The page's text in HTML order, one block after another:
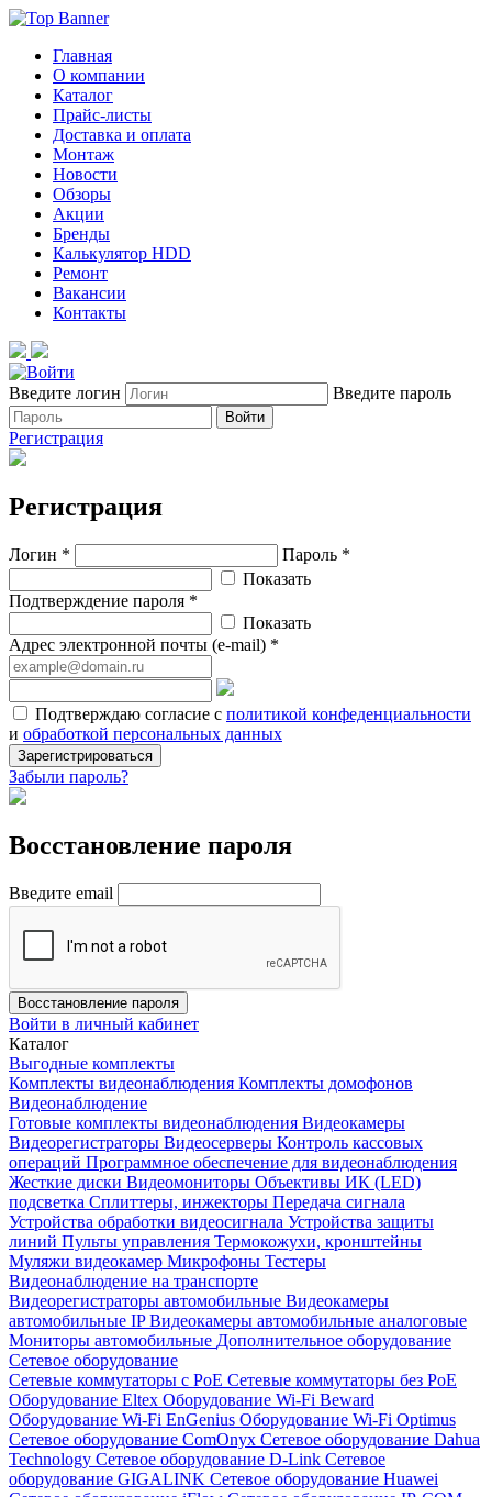
Главная
О компании
Каталог
Прайс-листы
Доставка и оплата
Монтаж
Новости
Обзоры
Акции
Бренды
Калькулятор HDD
Ремонт
Вакансии
Контакты
Введите логин Введите пароль
Войти
Регистрация
Регистрация
Логин *
Пароль *
Показать
Подтверждение пароля *
Показать
Адрес электронной почты (e-mail) *
Подтверждаю согласие с политикой конфеденциальности
и обработкой персональных данных
Зарегистрироваться
Забыли пароль?
Восстановление пароля
Введите email
Восстановление пароля
Войти в личный кабинет
Каталог
Выгодные комплекты
Комплекты видеонаблюдения Комплекты домофонов
Видеонаблюдение
Готовые комплекты видеонаблюдения Видеокамеры
Видеорегистраторы Видеосерверы Контроль кассовых
операций Программное обеспечение для видеонаблюдения
Жесткие диски Видеомониторы Объективы ИК (LED)
подсветка Сплиттеры, инжекторы Передача сигнала
Устройства обработки видеосигнала Устройства защиты
линий Пульты управления Термокожухи, кронштейны
Муляжи видеокамер Микрофоны Тестеры
Видеонаблюдение на транспорте
Видеорегистраторы автомобильные Видеокамеры
автомобильные IPВидеокамеры автомобильные аналоговые
Мониторы автомобильные Дополнительное оборудование
Сетевое оборудование
Сетевые коммутаторы с РоЕ Сетевые коммутаторы без РоЕ
Оборудование Eltex Оборудование Wi-Fi Beward
Оборудование Wi-Fi EnGenius Оборудование Wi-Fi Optimus
Сетевое оборудование ComOnyx Сетевое оборудование Dahua
Technology Сетевое оборудование D-Link Сетевое
оборудование GIGALINK Сетевое оборудование Huawei